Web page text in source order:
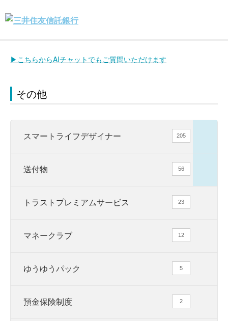
▶こちらからAIチャットでもご質問いただけます
その他
スマートライフデザイナー 205
送付物 56
トラストプレミアムサービス 23
マネークラブ 12
ゆうゆうパック 5
預金保険制度 2